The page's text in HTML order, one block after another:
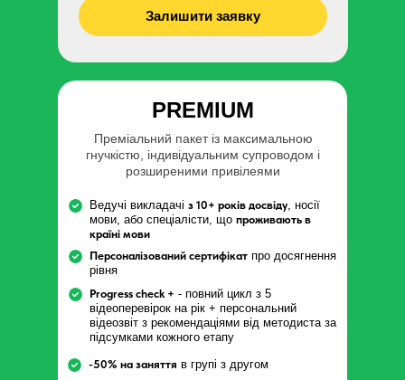
PREMIUM
Персоналізований сертифікат про досягнення
рівня
Ведучі викладачі з 10+ років досвіду, носії
мови, або спеціалісти, що проживають в
країні мови
Преміальний пакет із максимальною
гнучкістю, індивідуальним супроводом і
розширеними привілеями
-50% на заняття в групі з другом
Progress check + - повний цикл з 5
відеоперевірок на рік + персональний
відеозвіт з рекомендаціями від методиста за
підсумками кожного етапу
Залишити заявку